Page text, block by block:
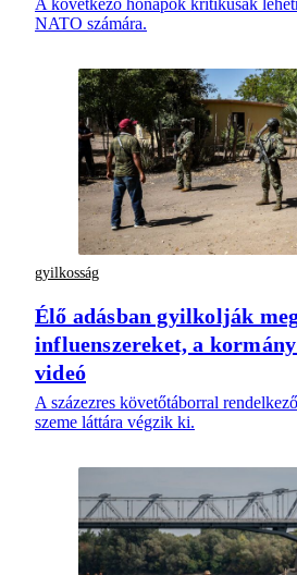
A következő hónapok kritikusak
NATO számára.
gyilkosság
Élő adásban gyilkolják
influenszereket, a
videó
A százezres követőtáborral
szeme láttára végzik ki.